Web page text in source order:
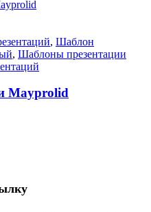
, Шаблон
, Шаблоны презентации
Mayprolid